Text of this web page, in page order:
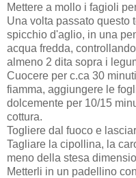
Mettere a mollo i fagioli
Una volta passato questo
spicchio d'aglio, in una
acqua fredda,
almeno 2 dita sopra i
Cuocere per c.ca 30
fiamma, aggiungere le
dolcemente per 10/15
cottura.
Togliere dal fuoco e
Tagliare la cipollina, la
meno della stesa
Metterli in un padellino